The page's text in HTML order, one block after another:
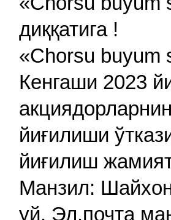
диққатига !
«Chorsu buyum
Кенгаши 2023
йиғилиши
йиғилиш
Манзил:
уй. Эл.почта